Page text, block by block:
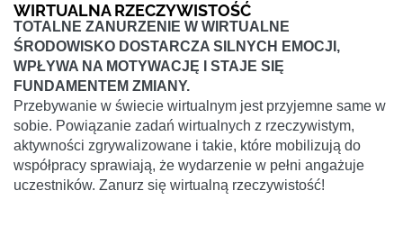
WIRTUALNA RZECZYWISTOŚĆ
TOTALNE ZANURZENIE W WIRTUALNE
ŚRODOWISKO DOSTARCZA SILNYCH EMOCJI,
WPŁYWA NA MOTYWACJĘ I STAJE SIĘ
FUNDAMENTEM ZMIANY.
Przebywanie w świecie wirtualnym jest przyjemne same w
sobie. Powiązanie zadań wirtualnych z rzeczywistym,
aktywności zgrywalizowane i takie, które mobilizują do
współpracy sprawiają, że wydarzenie w pełni angażuje
uczestników. Zanurz się wirtualną rzeczywistość!